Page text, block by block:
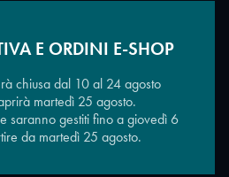
Enrico Sali Conti e C. snc - Partita IVA
E ORDINI E-SHOP
chiusa dal 10 al 24 agosto
martedì 25 agosto.
saranno gestiti fino a giovedì 6
da martedì 25 agosto.